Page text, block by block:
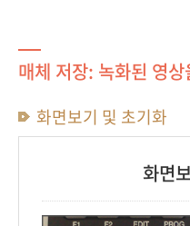
매체 저장: 녹화된 영
화면보기 및 초기화
화면